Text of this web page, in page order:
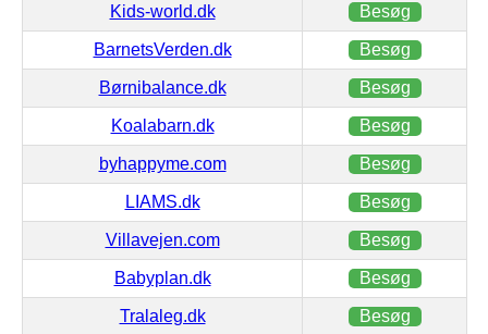
Kids-world.dk Besøg
BarnetsVerden.dk Besøg
Børnibalance.dk Besøg
Koalabarn.dk Besøg
byhappyme.com Besøg
LIAMS.dk Besøg
Villavejen.com Besøg
Babyplan.dk Besøg
Tralaleg.dk Besøg